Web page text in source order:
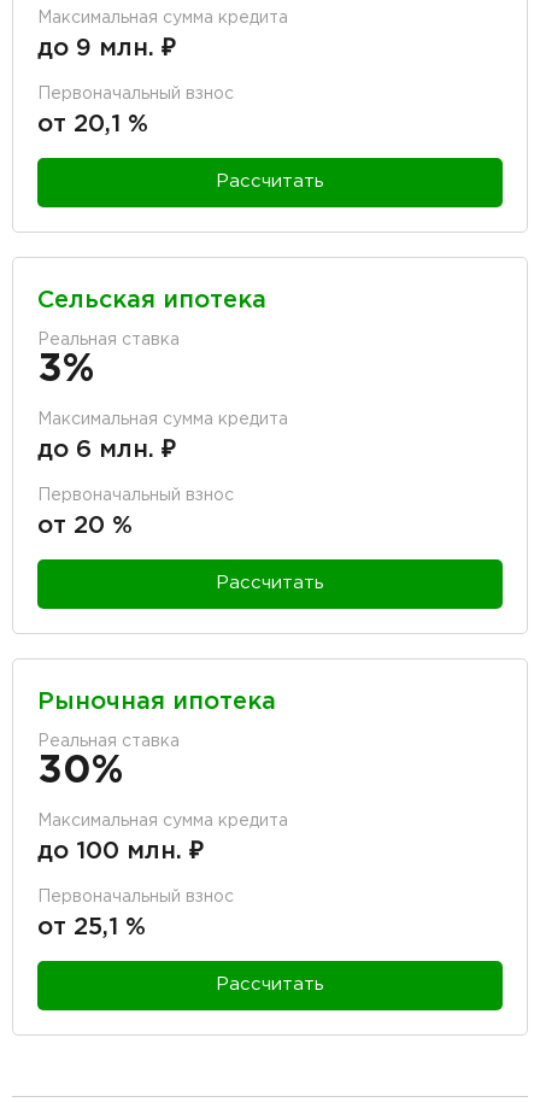
Максимальная сумма кредита
до 9 млн. ₽
Первоначальный взнос
от 20,1 %
Рассчитать
Сельская ипотека
Реальная ставка
3%
Максимальная сумма кредита
до 6 млн. ₽
Первоначальный взнос
от 20 %
Рассчитать
Рыночная ипотека
Реальная ставка
30%
Максимальная сумма кредита
до 100 млн. ₽
Первоначальный взнос
от 25,1 %
Рассчитать